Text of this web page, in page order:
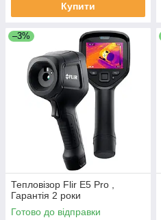
Купити
–3%
Тепловізор Flir E5 Pro ,
Гарантія 2 роки
Готово до відправки